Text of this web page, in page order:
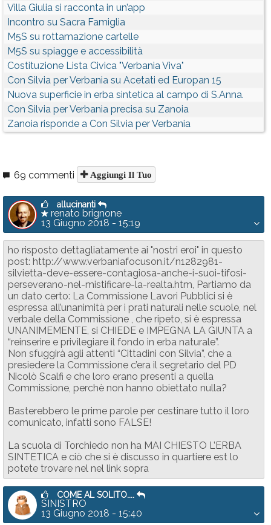
Villa Giulia si racconta in un’app
Incontro su Sacra Famiglia
M5S su rottamazione cartelle
M5S su spiagge e accessibilità
Costituzione Lista Civica "Verbania Viva"
Con Silvia per Verbania su Acetati ed Europan 15
Nuova superficie in erba sintetica al campo di S.Anna.
Con Silvia per Verbania precisa su Zanoia
Zanoia risponde a Con Silvia per Verbania
69 commenti Aggiungi Il Tuo
allucinanti
renato brignone
13 Giugno 2018 - 15:19
ho risposto dettagliatamente ai "nostri eroi" in questo
post: http://www.verbaniafocuson.it/n1282981-
silvietta-deve-essere-contagiosa-anche-i-suoi-tifosi-
perseverano-nel-mistificare-la-realta.htm, Partiamo da
un dato certo: La Commissione Lavori Pubblici si è
espressa all’unanimità per i prati naturali nelle scuole, nel
verbale della Commissione , che ripeto, si è espressa
UNANIMEMENTE, si CHIEDE e IMPEGNA LA GIUNTA a
“reinserire e privilegiare il fondo in erba naturale”.
Non sfuggirà agli attenti “Cittadini con Silvia”, che a
presiedere la Commissione c’era il segretario del PD
Nicolò Scalfi e che loro erano presenti a quella
Commissione, perchè non hanno obiettato nulla?
Basterebbero le prime parole per cestinare tutto il loro
comunicato, infatti sono FALSE!
La scuola di Torchiedo non ha MAI CHIESTO L’ERBA
SINTETICA e ciò che si è discusso in quartiere est lo
potete trovare nel nel link sopra
COME AL SOLITO....
SINISTRO
13 Giugno 2018 - 15:40